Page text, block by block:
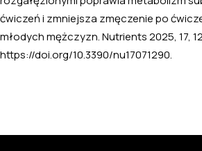
ćwiczeń i zmniejsza zmęczenie po
młodych mężczyzn. Nutrients 2025, 17,
https://doi.org/10.3390/nu17071290.